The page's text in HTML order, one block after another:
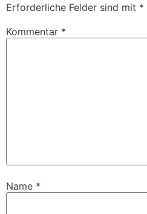
Erforderliche Felder sind mit *
Kommentar *
Name *